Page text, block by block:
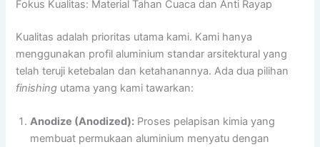
Fokus Kualitas: Material Tahan Cuaca dan Anti Rayap
Kualitas adalah prioritas utama kami. Kami hanya
menggunakan profil aluminium standar arsitektural yang
telah teruji ketebalan dan ketahanannya. Ada dua pilihan
finishing utama yang kami tawarkan:
Anodize (Anodized): Proses pelapisan kimia yang
membuat permukaan aluminium menyatu dengan